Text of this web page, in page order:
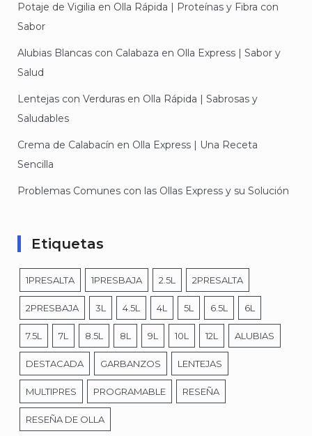
Potaje de Vigilia en Olla Rápida | Proteínas y Fibra con
Sabor
Alubias Blancas con Calabaza en Olla Express | Sabor y
Salud
Lentejas con Verduras en Olla Rápida | Sabrosas y
Saludables
Crema de Calabacín en Olla Express | Una Receta
Sencilla
Problemas Comunes con las Ollas Express y su Solución
Etiquetas
1PRESALTA 1PRESBAJA 2.5L 2PRESALTA
2PRESBAJA 3L 4.5L 4L 5L 6.5L 6L
7.5L 7L 8.5L 8L 9L 10L 12L ALUBIAS
DESTACADA GARBANZOS LENTEJAS
MULTIPRES PROGRAMABLE RESEÑA
RESEÑA DE OLLA